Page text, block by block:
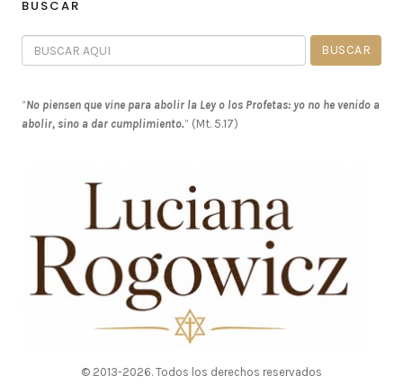
BUSCAR
“No piensen que vine para abolir la Ley o los Profetas: yo no he venido a
abolir, sino a dar cumplimiento.” (Mt. 5.17)
© 2013-2026. Todos los derechos reservados